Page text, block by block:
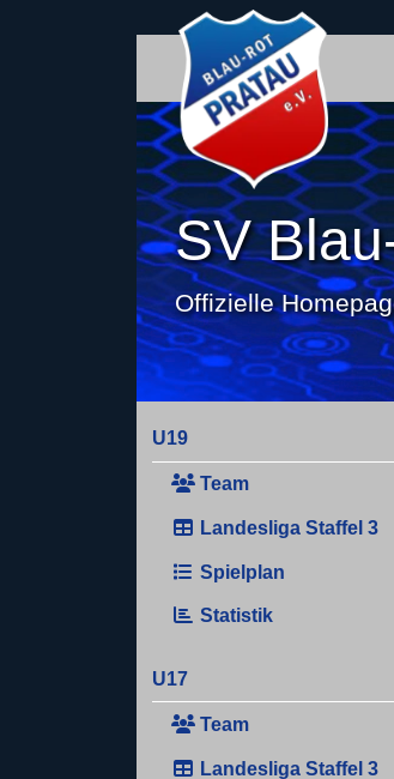
SV
Offizielle
U19
Team
Landesliga Staffel 3
Spielplan
Statistik
U17
Team
Landesliga Staffel 3